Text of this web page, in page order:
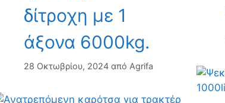
δίτροχη με 1
άξονα 6000kg.
28 Οκτωβρίου, 2024 από Agrifa